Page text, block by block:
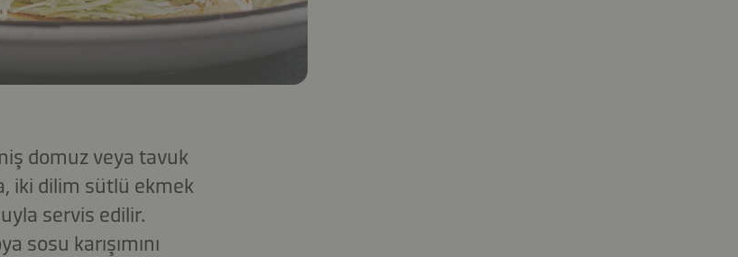
domuz veya tavuk
iki dilim sütlü ekmek
servis edilir.
sosu karışımını